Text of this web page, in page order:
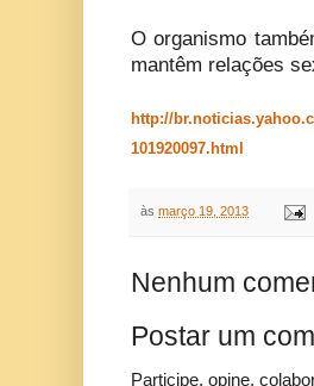
O organismo
mantêm relações
http://
101920097.html
às março 19, 2013
Nenhum
Postar um
Participe, opine,